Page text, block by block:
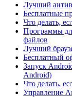
Лучший
Бесплатные
Что делать,
Программы
файлов
Лучший
Бесплатный
Запуск
Android)
Что делать,
Управление